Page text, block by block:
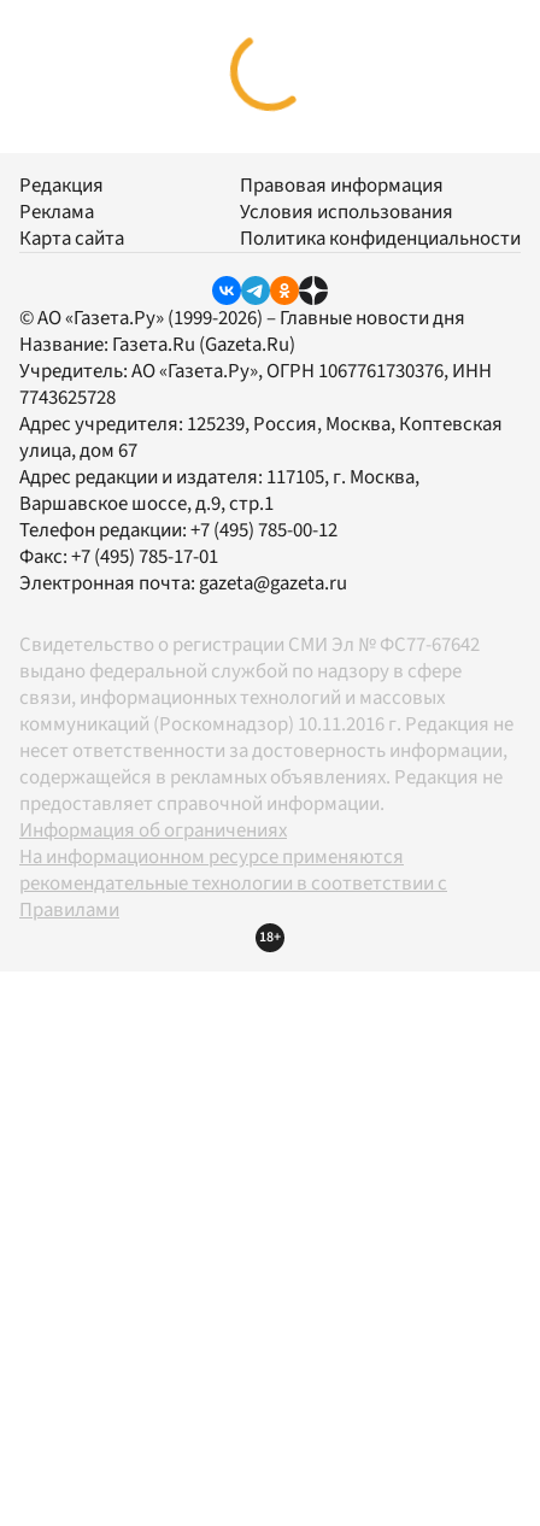
Редакция
Реклама
Карта сайта
Правовая информация
Условия использования
Политика конфиденциальности
© АО «Газета.Ру» (1999-2026) – Главные новости дня
Название: Газета.Ru (Gazeta.Ru)
Учредитель:АО «Газета.Ру», ОГРН 1067761730376, ИНН
7743625728
Адрес учредителя: 125239, Россия, Москва, Коптевская
улица, дом 67
Адрес редакции и издателя: 117105, г. Москва,
Варшавское шоссе, д.9, стр.1
Телефон редакции:+7 (495) 785-00-12
Факс:+7 (495) 785-17-01
Электронная почта:gazeta@gazeta.ru
Свидетельство о регистрации СМИ Эл № ФС77-67642
выдано федеральной службой по надзору в сфере
связи, информационных технологий и массовых
коммуникаций (Роскомнадзор) 10.11.2016 г. Редакция не
несет ответственности за достоверность информации,
содержащейся в рекламных объявлениях. Редакция не
предоставляет справочной информации.
Информация об ограничениях
На информационном ресурсе применяются
рекомендательные технологии в соответствии с
Правилами
18+